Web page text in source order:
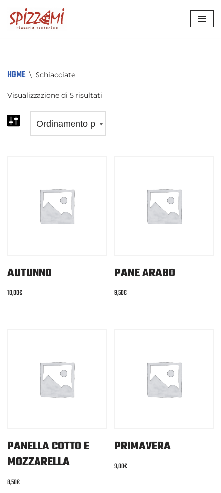
VAI
HOME \ Schiacciate
Visualizzazione di 5 risultati
AUTUNNO
10,00€
PANE ARABO
9,50€
PANELLA COTTO E
MOZZARELLA
8,50€
PRIMAVERA
9,00€